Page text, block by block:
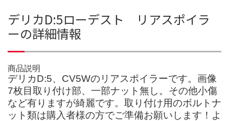
デリカD:5ローデスト リアスポイラ
ーの詳細情報
商品説明
デリカD:5、CV5Wのリアスポイラーです。画像
7枚目取り付け部、一部ナット無し。その他小傷
など有りますが綺麗です。取り付け用のボルトナ
ット類は購入者様の方でご準備お願いします！よ